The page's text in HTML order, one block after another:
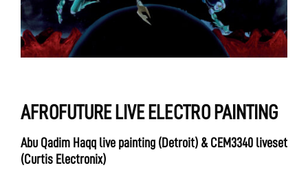
AFROFUTURE LIVE ELECTRO PAINTING
Abu Qadim Haqq live painting (Detroit) & CEM3340 liveset
(Curtis Electronix)